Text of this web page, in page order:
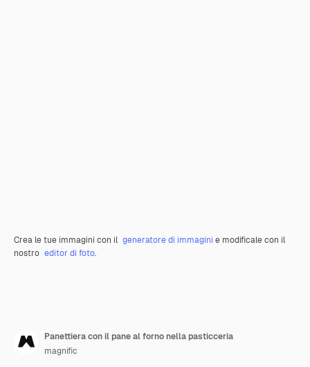
Crea le tue immagini con il generatore di immagini e modificale con il
nostro editor di foto.
Panettiera con il pane al forno nella pasticceria
magnific